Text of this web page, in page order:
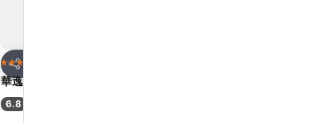
分享
3 星級
華逸酒店
6.8